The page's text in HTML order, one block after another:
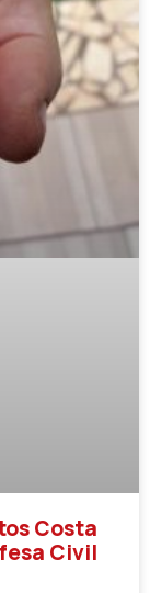
Costa
Civil